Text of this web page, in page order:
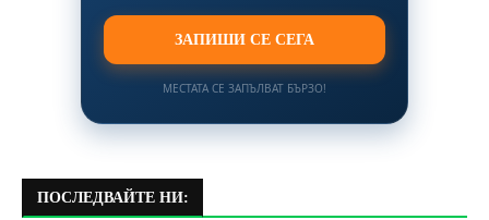
ЗАПИШИ СЕ СЕГА
МЕСТАТА СЕ ЗАПЪЛВАТ БЪРЗО!
ПОСЛЕДВАЙТЕ НИ: